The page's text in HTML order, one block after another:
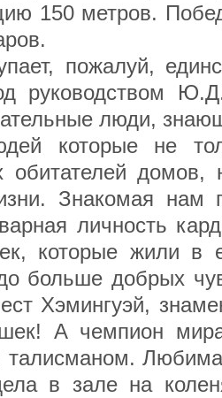
150 метров.
пожалуй,
руководством
люди,
которые не
обитателей
Знакомая
личность
которые жили в
больше добрых
Хэмингуэй,
А чемпион
в зале на